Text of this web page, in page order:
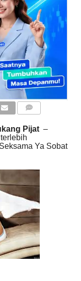
Pijat–
Ya Sobat